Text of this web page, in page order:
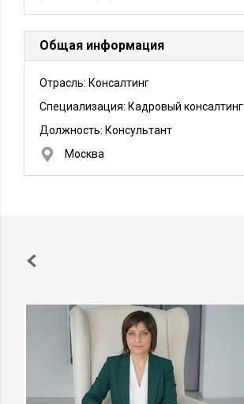
Общая информация
Отрасль: Консалтинг
Специализация: Кадровый консалтинг
Должность: Консультант
Москва